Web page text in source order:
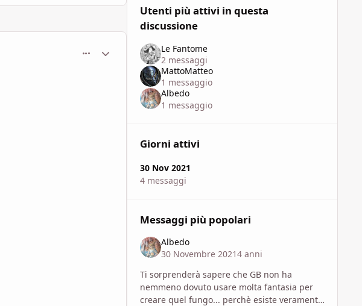
comment_1782010
Statistiche Autore
Utenti più attivi in questa
discussione
Le Fantome
2 messaggi
MattoMatteo
1 messaggio
Albedo
1 messaggio
Giorni attivi
30 Nov 2021
4 messaggi
Messaggi più popolari
Albedo
30 Novembre 20214 anni
Ti sorprenderà sapere che GB non ha
nemmeno dovuto usare molta fantasia per
creare quel fungo... perchè esiste veramente